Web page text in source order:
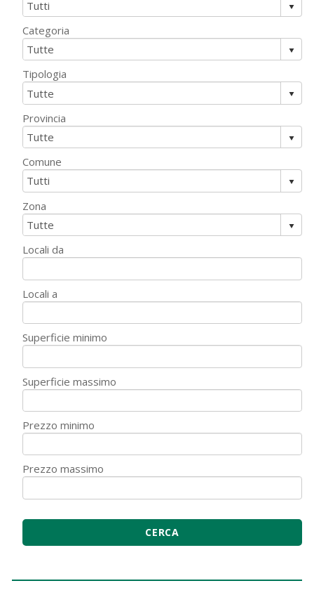
Categoria
Tipologia
Provincia
Comune
Zona
Locali da
Locali a
Superficie minimo
Superficie massimo
Prezzo minimo
Prezzo massimo